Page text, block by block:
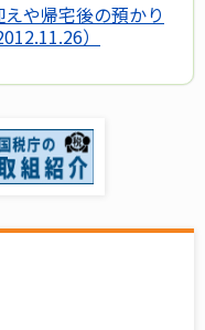
や帰宅後の預かり
）